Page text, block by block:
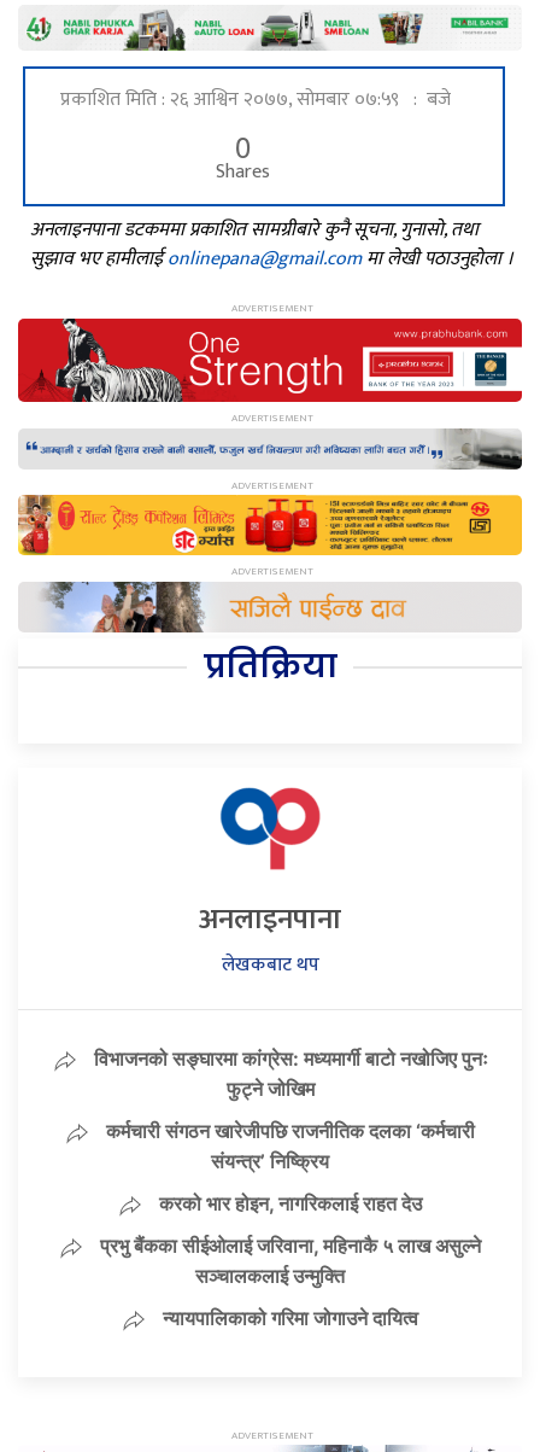
प्रकाशित मिति : २६ आश्विन २०७७, सोमबार ०७:५९ : बजे
0
Shares
अनलाइनपाना डटकममा प्रकाशित सामग्रीबारे कुनै सूचना, गुनासो, तथा
सुझाव भए हामीलाईonlinepana@gmail.comमा लेखी पठाउनुहोला ।
प्रतिक्रिया
अनलाइनपाना
लेखकबाट थप
विभाजनको सङ्घारमा कांग्रेस: मध्यमार्गी बाटो नखोजिए पुनः
फुट्ने जोखिम
कर्मचारी संगठन खारेजीपछि राजनीतिक दलका ‘कर्मचारी
संयन्त्र’ निष्क्रिय
करको भार होइन, नागरिकलाई राहत देउ
प्रभु बैंकका सीईओलाई जरिवाना, महिनाकै ५ लाख असुल्ने
सञ्चालकलाई उन्मुक्ति
न्यायपालिकाको गरिमा जोगाउने दायित्व